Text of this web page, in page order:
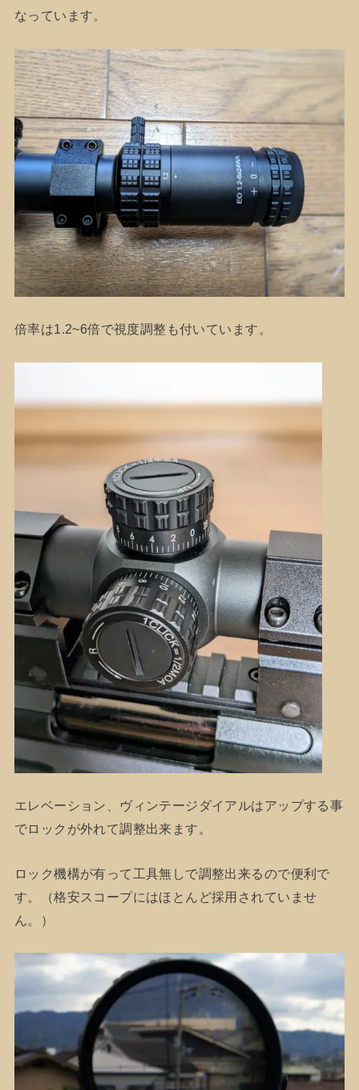
なっています。
倍率は1.2~6倍で視度調整も付いています。
エレベーション、ヴィンテージダイアルはアップする事
でロックが外れて調整出来ます。
ロック機構が有って工具無しで調整出来るので便利で
す。（格安スコープにはほとんど採用されていませ
ん。）